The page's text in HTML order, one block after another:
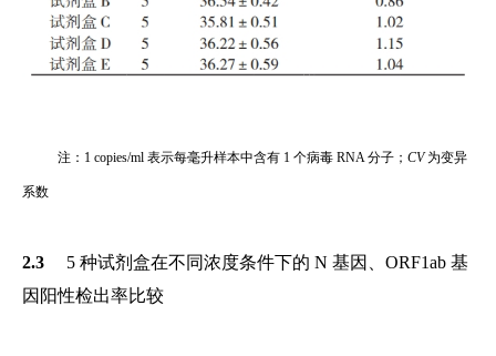
注：1 copies/ml 表示每毫升样本中含有 1 个病毒 RNA 分子； CV为变异
系数
2.3 5 种试剂盒在不同浓度条件下的 N 基因、ORF1ab 基
因阳性检出率比较